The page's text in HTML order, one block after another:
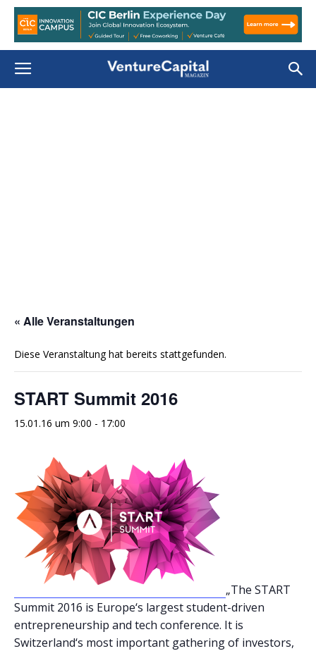
« Alle Veranstaltungen
Diese Veranstaltung hat bereits stattgefunden.
START Summit 2016
15.01.16 um 9:00 - 17:00
„The START
Summit 2016 is Europe‘s largest student-driven
entrepreneurship and tech conference. It is
Switzerland‘s most important gathering of investors,